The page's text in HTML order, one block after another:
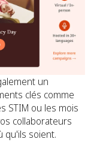
un
clés comme
STIM ou les mois
collaborateurs
qu'ils soient.